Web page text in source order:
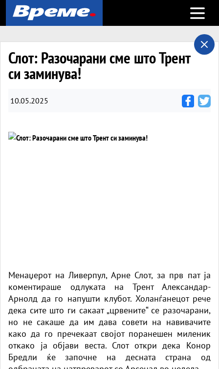
Open
Слот: Разочарани сме што Трент
си заминува!
10.05.2025
Менаџерот на Ливерпул, Арне Слот, за прв пат ја
коментираше одлуката на Трент Александар-
Арнолд да го напушти клубот. Холанѓанецот рече
дека сите што ги сакаат „црвените“ се разочарани,
но не сакаше да им дава совети на навивачите
како да го пречекаат својот поранешен миленик
откако ја објави веста. Слот откри дека Конор
Бредли ќе започне на десната страна од